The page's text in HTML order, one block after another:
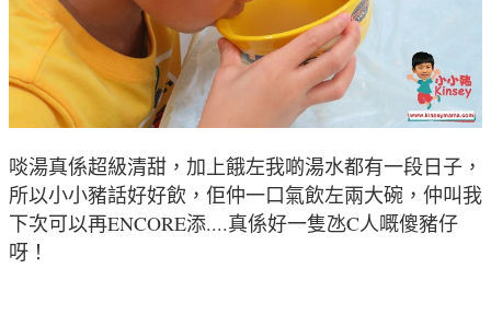
啖湯真係超級清甜，加上餓左我啲湯水都有一段日子 ，
所以小小豬話好好飲，佢仲一口氣飲左兩大碗，仲叫我
下次可以再ENCORE添....真係好一隻氹C人嘅傻豬仔
呀 ！